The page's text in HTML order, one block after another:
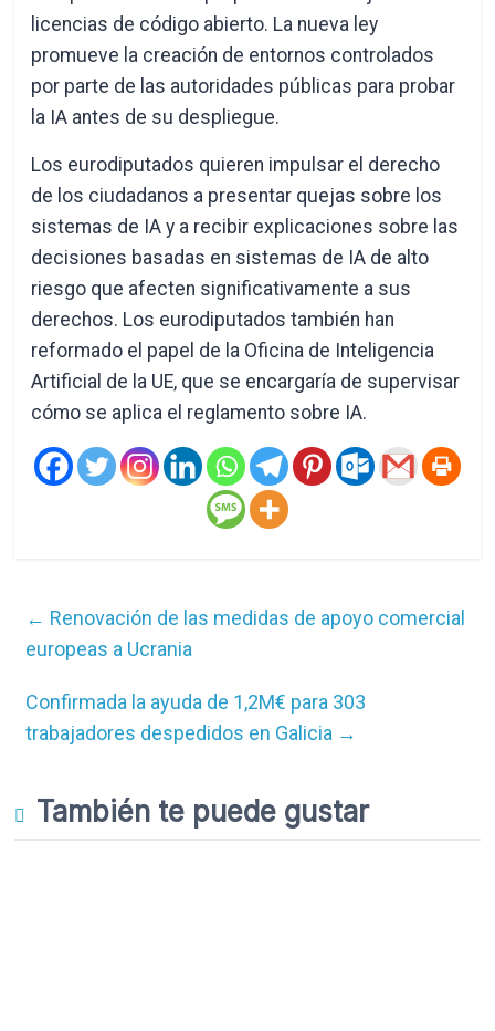
licencias de código abierto. La nueva ley
promueve la creación de entornos controlados
por parte de las autoridades públicas para probar
la IA antes de su despliegue.
Los eurodiputados quieren impulsar el derecho
de los ciudadanos a presentar quejas sobre los
sistemas de IA y a recibir explicaciones sobre las
decisiones basadas en sistemas de IA de alto
riesgo que afecten significativamente a sus
derechos. Los eurodiputados también han
reformado el papel de la Oficina de Inteligencia
Artificial de la UE, que se encargaría de supervisar
cómo se aplica el reglamento sobre IA.
← Renovación de las medidas de apoyo comercial
europeas a Ucrania
Confirmada la ayuda de 1,2M€ para 303
trabajadores despedidos en Galicia →
También te puede gustar